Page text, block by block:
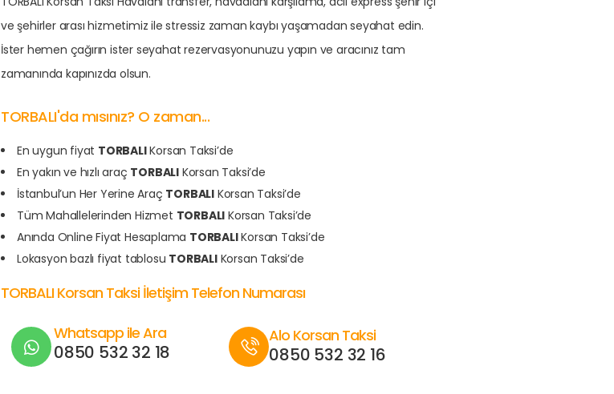
ve şehirler arası hizmetimiz ile stressiz zaman kaybı yaşamadan seyahat edin.
İster hemen çağırın ister seyahat rezervasyonunuzu yapın ve aracınız tam
zamanında kapınızda olsun.
TORBALI'da mısınız? O zaman...
En uygun fiyat TORBALIKorsan Taksi’de
En yakın ve hızlı araç TORBALI Korsan Taksi’de
İstanbul’un Her Yerine Araç TORBALI Korsan Taksi’de
Tüm Mahallelerinden Hizmet TORBALI Korsan Taksi’de
Anında Online Fiyat Hesaplama TORBALIKorsan Taksi’de
Lokasyon bazlı fiyat tablosu TORBALIKorsan Taksi’de
TORBALI Korsan Taksi İletişim Telefon Numarası
Whatsapp ile Ara
0850 532 32 18
Alo Korsan Taksi
0850 532 32 16